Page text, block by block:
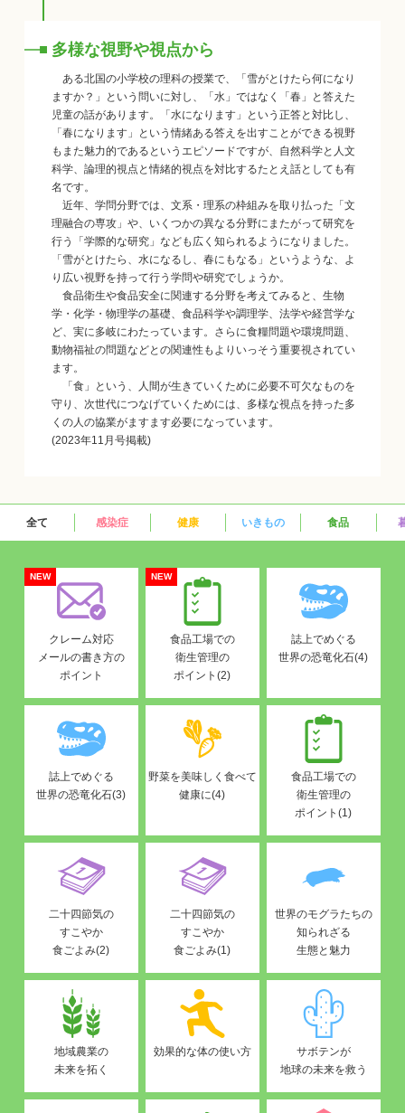
多様な視野や視点から
ある北国の小学校の理科の授業で、「雪がとけたら何になり
ますか？」という問いに対し、「水」ではなく「春」と答えた
児童の話があります。「水になります」という正答と対比し、
「春になります」という情緒ある答えを出すことができる視野
もまた魅力的であるというエピソードですが、自然科学と人文
科学、論理的視点と情緒的視点を対比するたとえ話としても有
名です。
近年、学問分野では、文系・理系の枠組みを取り払った「文
理融合の専攻」や、いくつかの異なる分野にまたがって研究を
行う「学際的な研究」なども広く知られるようになりました。
「雪がとけたら、水になるし、春にもなる」というような、よ
り広い視野を持って行う学問や研究でしょうか。
食品衛生や食品安全に関連する分野を考えてみると、生物
学・化学・物理学の基礎、食品科学や調理学、法学や経営学な
ど、実に多岐にわたっています。さらに食糧問題や環境問題、
動物福祉の問題などとの関連性もよりいっそう重要視されてい
ます。
「食」という、人間が生きていくために必要不可欠なものを
守り、次世代につなげていくためには、多様な視点を持った多
くの人の協業がますます必要になっています。
(2023年11月号掲載)
全て 感染症 健康 いきもの 食品
NEW
クレーム対応
メールの書き方の
ポイント
NEW
食品工場での
衛生管理の
ポイント(2)
誌上でめぐる
世界の恐竜化石(4)
誌上でめぐる
世界の恐竜化石(3)
野菜を美味しく食べて
健康に(4)
食品工場での
衛生管理の
ポイント(1)
二十四節気の
すこやか
食ごよみ(2)
二十四節気の
すこやか
食ごよみ(1)
世界のモグラたちの
知られざる
生態と魅力
地域農業の
未来を拓く
効果的な体の使い方
サボテンが
地球の未来を救う